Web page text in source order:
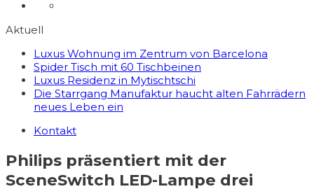
Aktuell
Luxus Wohnung im Zentrum von Barcelona
Spider Tisch mit 60 Tischbeinen
Luxus Residenz in Mytischtschi
Die Starrgang Manufaktur haucht alten Fahrrädern
neues Leben ein
Kontakt
Philips präsentiert mit der
SceneSwitch LED-Lampe drei